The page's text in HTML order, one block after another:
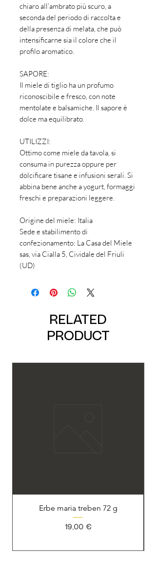
chiaro all’ambrato più scuro, a
seconda del periodo di raccolta e
della presenza di melata, che può
intensificarne sia il colore che il
profilo aromatico.
SAPORE:
Il miele di tiglio ha un profumo
riconoscibile e fresco, con note
mentolate e balsamiche. Il sapore è
dolce ma equilibrato.
UTILIZZI:
Ottimo come miele da tavola, si
consuma in purezza oppure per
dolcificare tisane e infusioni serali. Si
abbina bene anche a yogurt, formaggi
freschi e preparazioni leggere.
Origine del miele: Italia
Sede e stabilimento di
confezionamento: La Casa del Miele
sas, via Cialla 5, Cividale del Friuli
(UD)
RELATED
PRODUCT
Erbe maria treben 72 g
Prezzo
19,00 €